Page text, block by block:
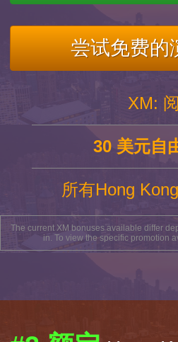
尝试免费的
XM:
30 美元自
所有Hong
The current XM bonuses available differ
in. To view the specific promotion